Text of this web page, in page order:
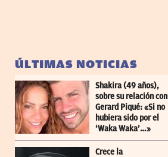
ÚLTIMAS NOTICIAS
Shakira (49 años),
sobre su relación con
Gerard Piqué: «Si no
hubiera sido por el
‘Waka Waka’…»
Crece la